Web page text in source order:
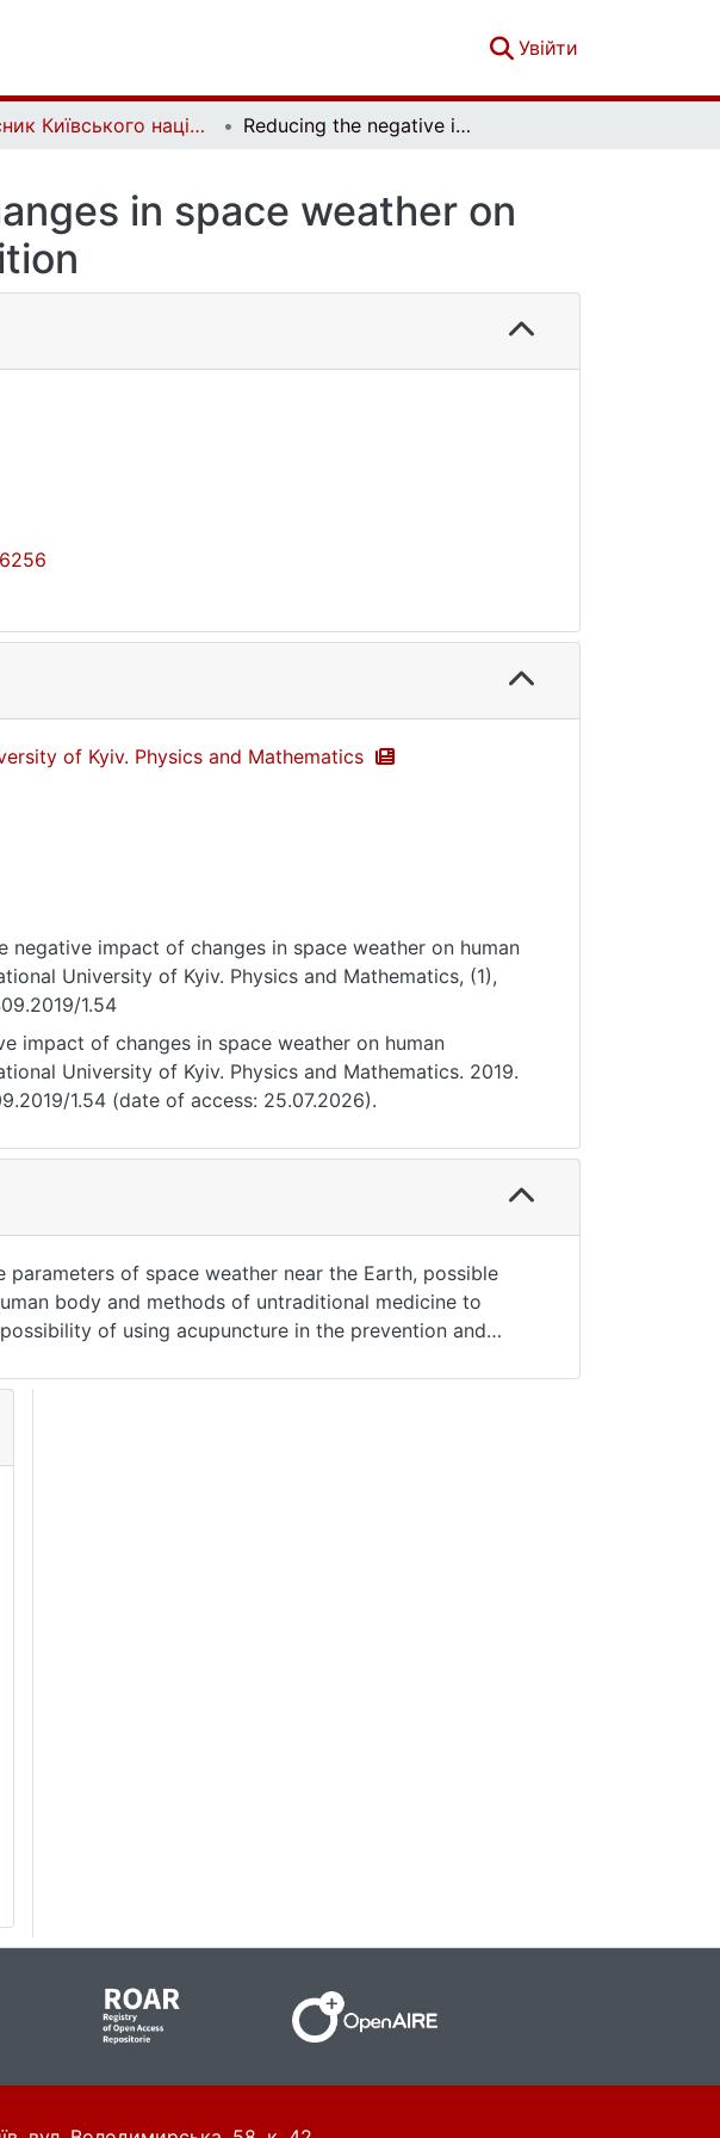
Увійти
Вісник Київського національного університету імені Тараса Шевченка. Фізико-математичні науки. № 1 Reducing the negative impact of changes in space weather on human condition
in space weather on
of Kyiv. Physics and Mathematics
negative impact of changes in space weather on human
University of Kyiv. Physics and Mathematics, (1),
1.54
impact of changes in space weather on human
University of Kyiv. Physics and Mathematics. 2019.
1.54 (date of access: 25.07.2026).
of space weather near the Earth, possible
body and methods of untraditional medicine to
of using acupuncture in the prevention and
issue: 236-239Language of the article: Ukrainian